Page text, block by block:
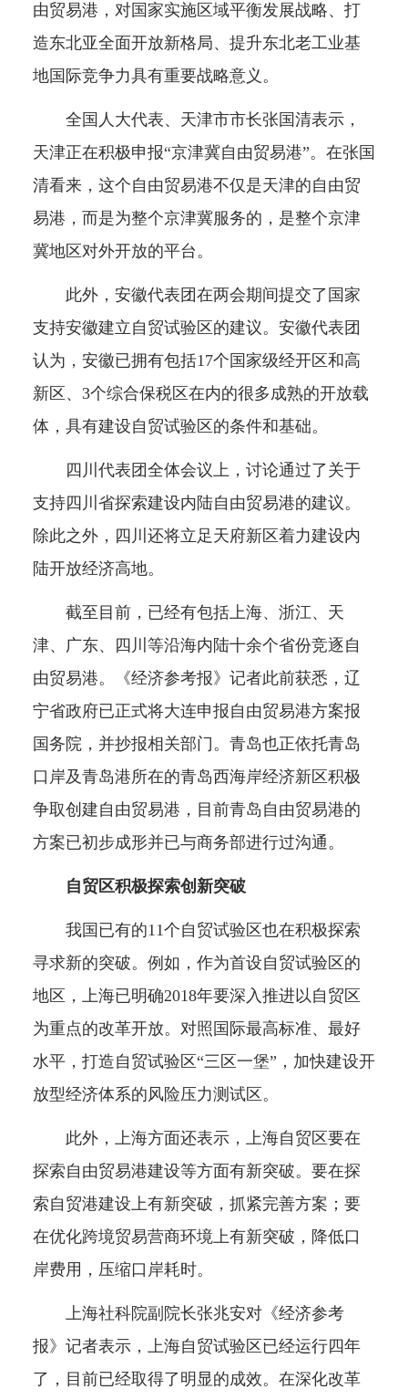
由贸易港，对国家实施区域平衡发展战略、打
造东北亚全面开放新格局、提升东北老工业基
地国际竞争力具有重要战略意义。
全国人大代表、天津市市长张国清表示，
天津正在积极申报“京津冀自由贸易港”。在张国
清看来，这个自由贸易港不仅是天津的自由贸
易港，而是为整个京津冀服务的，是整个京津
冀地区对外开放的平台。
此外，安徽代表团在两会期间提交了国家
支持安徽建立自贸试验区的建议。安徽代表团
认为，安徽已拥有包括17个国家级经开区和高
新区、3个综合保税区在内的很多成熟的开放载
体，具有建设自贸试验区的条件和基础。
四川代表团全体会议上，讨论通过了关于
支持四川省探索建设内陆自由贸易港的建议。
除此之外，四川还将立足天府新区着力建设内
陆开放经济高地。
截至目前，已经有包括上海、浙江、天
津、广东、四川等沿海内陆十余个省份竞逐自
由贸易港。《经济参考报》记者此前获悉，辽
宁省政府已正式将大连申报自由贸易港方案报
国务院，并抄报相关部门。青岛也正依托青岛
口岸及青岛港所在的青岛西海岸经济新区积极
争取创建自由贸易港，目前青岛自由贸易港的
方案已初步成形并已与商务部进行过沟通。
自贸区积极探索创新突破
我国已有的11个自贸试验区也在积极探索
寻求新的突破。例如，作为首设自贸试验区的
地区，上海已明确2018年要深入推进以自贸区
为重点的改革开放。对照国际最高标准、最好
水平，打造自贸试验区“三区一堡”，加快建设开
放型经济体系的风险压力测试区。
此外，上海方面还表示，上海自贸区要在
探索自由贸易港建设等方面有新突破。要在探
索自贸港建设上有新突破，抓紧完善方案；要
在优化跨境贸易营商环境上有新突破，降低口
岸费用，压缩口岸耗时。
上海社科院副院长张兆安对《经济参考
报》记者表示，上海自贸试验区已经运行四年
了，目前已经取得了明显的成效。在深化改革